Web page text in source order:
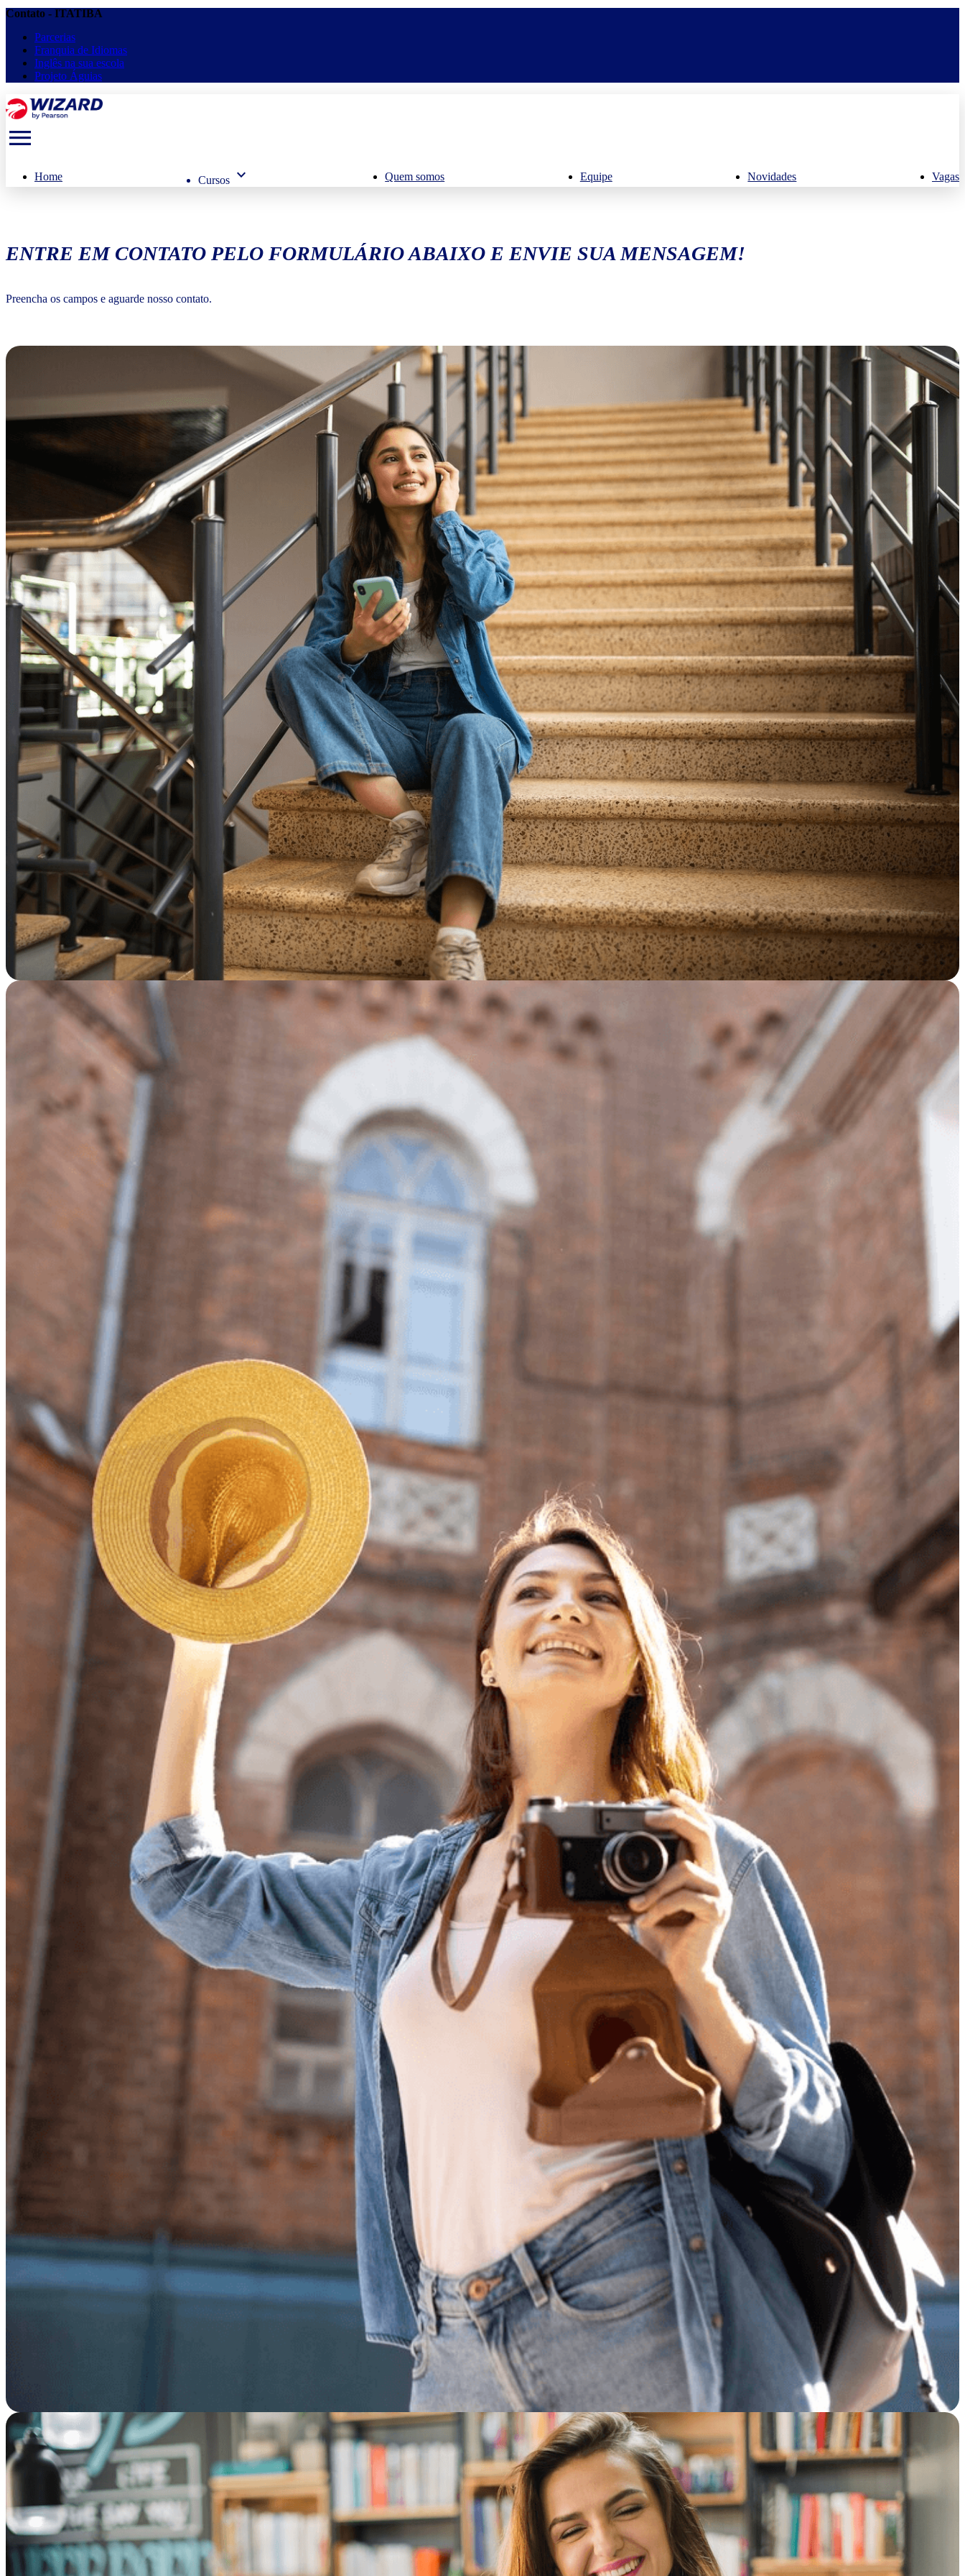
Contato - ITATIBA
Parcerias
Franquia de Idiomas
Inglês na sua escola
Projeto Águias
menu
Home Cursos keyboard_arrow_down Quem somos Equipe Novidades Vagas
ENTRE EM CONTATO PELO FORMULÁRIO ABAIXO E ENVIE SUA MENSAGEM!
Preencha os campos e aguarde nosso contato.